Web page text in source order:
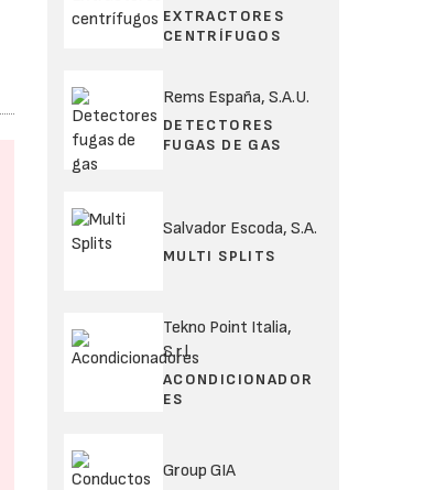
EXTRACTORES
CENTRÍFUGOS
Rems España, S.A.U.
DETECTORES
FUGAS DE GAS
Salvador Escoda, S.A.
MULTI SPLITS
Tekno Point Italia,
S.r.l.
ACONDICIONADOR
ES
Group GIA